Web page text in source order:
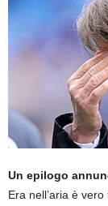
Un epilogo
Era nell’aria è vero